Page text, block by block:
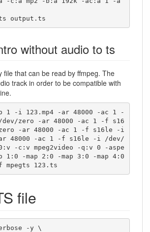
output.ts
without audio to ts
file that can be read by ffmpeg. The
track in order to be compatible with
1 -i 123.mp4 -ar 48000 -ac 1 -
zero -ar 48000 -ac 1 -f s16
-ar 48000 -ac 1 -f s16le -i
48000 -ac 1 -f s16le -i /dev/
-c:v mpeg2video -q:v 0 -aspe
1:0 -map 2:0 -map 3:0 -map 4:0
123.ts
file
-y \